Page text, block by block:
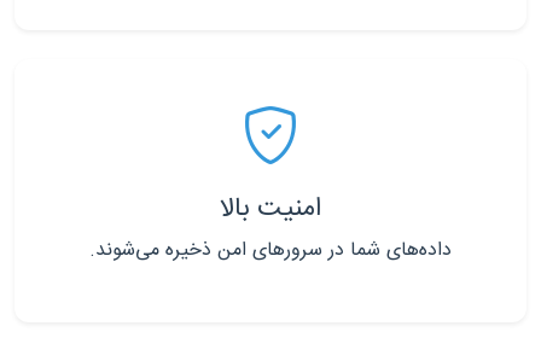
امنیت بالا
داده‌های شما در سرورهای امن ذخیره می‌شوند.